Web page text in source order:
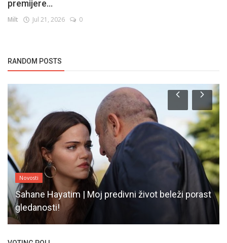
premijere...
Milt Jul 21, 2026 0
RANDOM POSTS
Novosti
Sahane Hayatim | Moj predivni život beleži porast
gledanosti!